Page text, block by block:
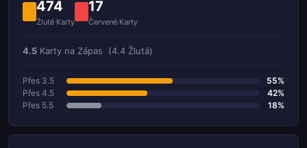
474
Žluté Karty
17
Červené Karty
4.5 Karty na Zápas (4.4 Žlutá)
Přes 3.5
55%
Přes 4.5
42%
Přes 5.5
18%